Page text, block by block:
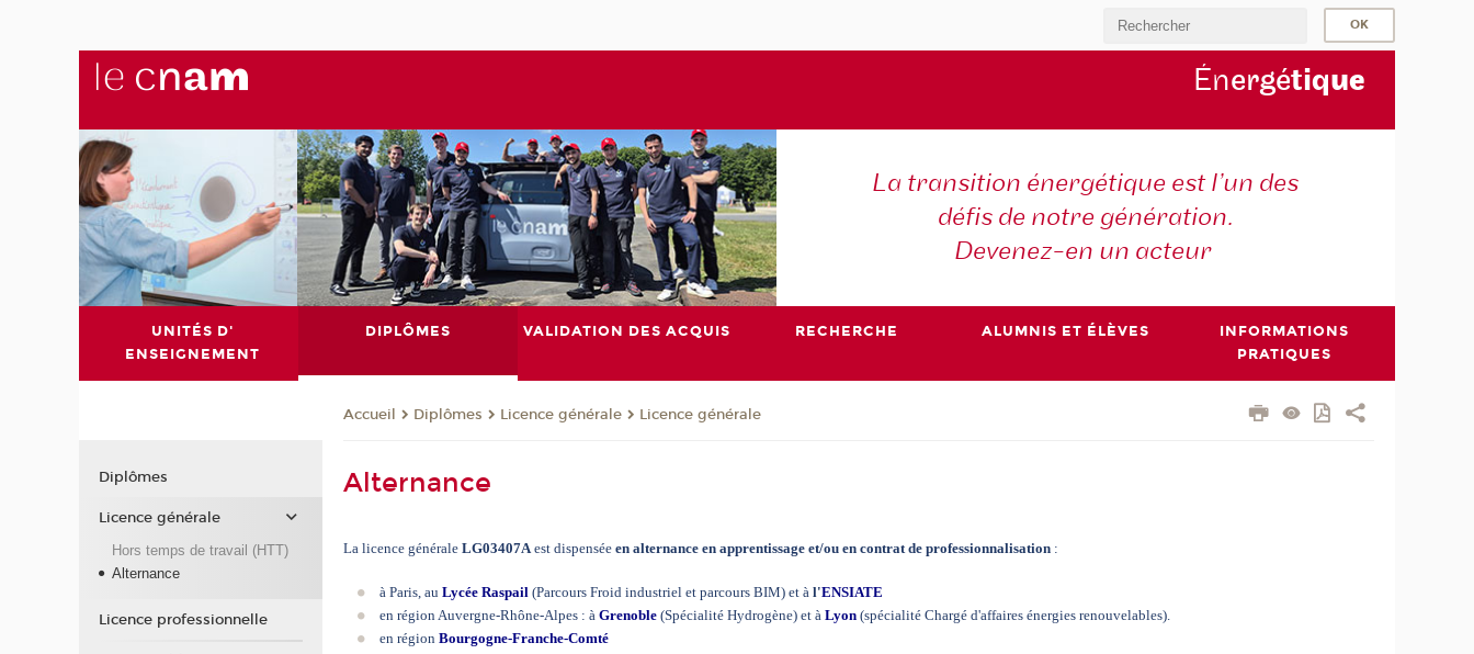
Énergétique
La transition énergétique est l’un des
défis de notre génération.
Devenez-en un acteur
UNITÉS D'
ENSEIGNEMENT
DIPLÔMES VALIDATION DES ACQUIS RECHERCHE ALUMNIS ET ÉLÈVES
INFORMATIONS
PRATIQUES
Accueil Diplômes Licence générale Licence générale
Alternance
La licence généraleLG03407A est dispenséeen alternance en apprentissage et/ou en contrat de professionnalisation :
à Paris, au Lycée Raspail (Parcours Froid industriel et parcours BIM) et à l'ENSIATE
en région Auvergne-Rhône-Alpes : à Grenoble (Spécialité Hydrogène) et à Lyon (spécialité Chargé d'affaires énergies renouvelables).
en région Bourgogne-Franche-Comté
Diplômes
Licence générale
Hors temps de travail (HTT)
Alternance
Licence professionnelle